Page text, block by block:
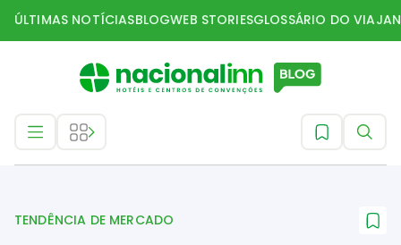
ÚLTIMAS NOTÍCIASBLOGWEB STORIESGLOSSÁRIO DO
Tendência de mercado
TENDÊNCIA DE MERCADO